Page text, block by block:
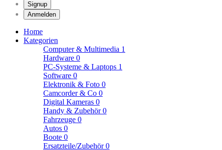
Signup
Anmelden
Home
Kategorien
Computer & Multimedia 1
Hardware 0
PC-Systeme & Laptops 1
Software 0
Elektronik & Foto 0
Camcorder & Co 0
Digital Kameras 0
Handy & Zubehör0
Fahrzeuge 0
Autos 0
Boote 0
Ersatzteile/Zubehör0